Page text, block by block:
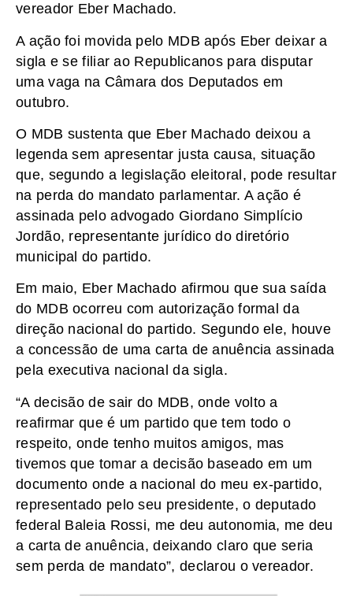
vereador Eber Machado.
A ação foi movida pelo MDB após Eber deixar a
sigla e se filiar ao Republicanos para disputar
uma vaga na Câmara dos Deputados em
outubro.
O MDB sustenta que Eber Machado deixou a
legenda sem apresentar justa causa, situação
que, segundo a legislação eleitoral, pode resultar
na perda do mandato parlamentar. A ação é
assinada pelo advogado Giordano Simplício
Jordão, representante jurídico do diretório
municipal do partido.
Em maio, Eber Machado afirmou que sua saída
do MDB ocorreu com autorização formal da
direção nacional do partido. Segundo ele, houve
a concessão de uma carta de anuência assinada
pela executiva nacional da sigla.
“A decisão de sair do MDB, onde volto a
reafirmar que é um partido que tem todo o
respeito, onde tenho muitos amigos, mas
tivemos que tomar a decisão baseado em um
documento onde a nacional do meu ex-partido,
representado pelo seu presidente, o deputado
federal Baleia Rossi, me deu autonomia, me deu
a carta de anuência, deixando claro que seria
sem perda de mandato”, declarou o vereador.